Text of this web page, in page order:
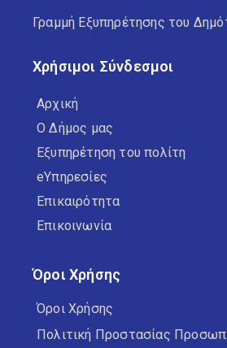
Γραμμή Εξυπηρέτησης του
Χρήσιμοι Σύνδεσμοι
Αρχική
Ο Δήμος μας
Εξυπηρέτηση του πολίτη
eΥπηρεσίες
Επικαιρότητα
Επικοινωνία
Όροι Χρήσης
Όροι Χρήσης
Πολιτική Προστασίας